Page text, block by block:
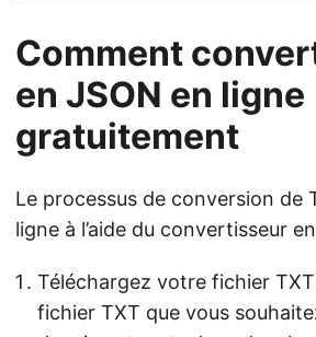
Comment
en JSON en ligne
gratuitement
Le processus de conversion de
ligne à l’aide du convertisseur
Téléchargez votre fichier
fichier TXT que vous